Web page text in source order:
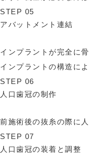
STEP 05
アバットメント連結
インプラントが完全に
インプラントの構造に
STEP 06
人口歯冠の制作
前施術後の抜糸の際に
STEP 07
人口歯冠の装着と調整